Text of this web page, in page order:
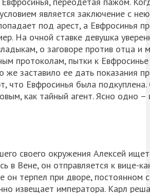
является заключение с
под арест, а Евфросинья
На очной ставке девушка
о заговоре против отца и
протоколам, пытки к
же заставило ее дать показания
что Евфросинья была
как тайный агент. Ясно одно
своего окружения Алексей
в Вене, он отправляется к вице-
он терпел при дворе, постоянном
извещает императора. Карл